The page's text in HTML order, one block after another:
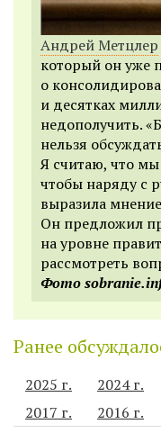
Андрей Метцлер
который он уже
о
и десятках
недополучить.
нельзя
Я считаю, что
чтобы наряду с
выразила
Он предложил
на уровне
рассмотреть
Фото
Ранее
2025 г. 2024 г.
2017 г.
2016 г.